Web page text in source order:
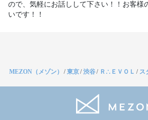
ので、気軽にお話しして下さい！！お客様
いです！！
MEZON（メゾン） /東京/渋谷/ Ｒ∴ＥＶＯＬ / ス